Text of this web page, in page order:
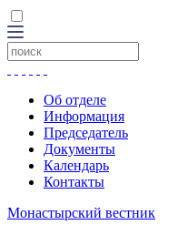
Об отделе
Информация
Председатель
Документы
Календарь
Контакты
Монастырский вестник